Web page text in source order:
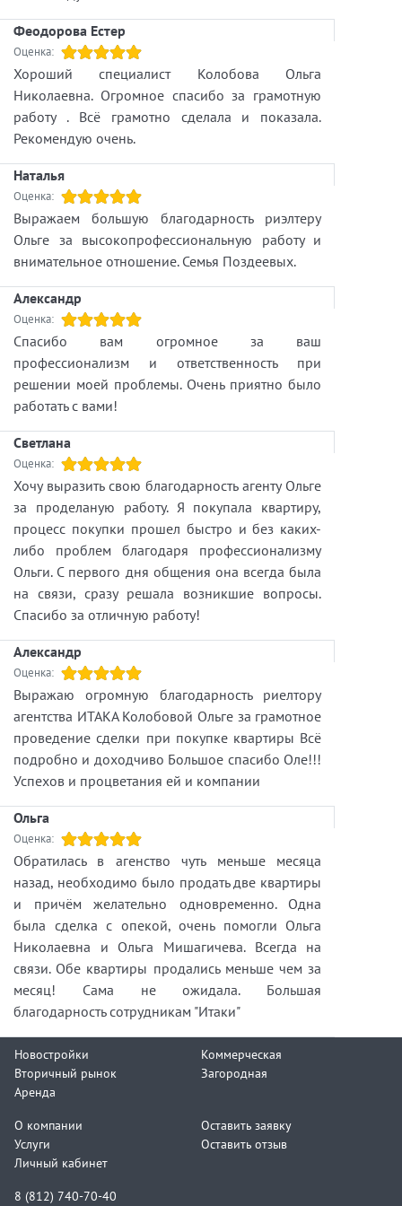
В Важинах есть школа, детский сад, магазины, в
3 км. станция Свирь, что делает возможным
использовать дом как для постоянного
проживания, так и для отдыха.
https://media.itaka.ru/spbzn/images/objects/big_
8d30030f-0a55-f111-a985-005056b7dad3.jpg
nedvizhimost/object/136084725
Подпорожье, ул.Свирская, 48 -
https://itaka.spb.ru/offices/office/000000418
Колобова Ольга -
https://itaka.spb.ru/staff/agent/5969
Купить квартиру вторичка -
https://itaka.spb.ru/vtorichnaya-nedvizhimost
Феодорова Естер
Оценка:
Хороший специалист Колобова Ольга
Николаевна. Огромное спасибо за грамотную
работу . Всё грамотно сделала и показала.
Рекомендую очень.
Наталья
Оценка:
Выражаем большую благодарность риэлтеру
Ольге за высокопрофессиональную работу и
внимательное отношение. Семья Поздеевых.
Александр
Оценка:
Спасибо вам огромное за ваш
профессионализм и ответственность при
решении моей проблемы. Очень приятно было
работать с вами!
Светлана
Оценка:
Хочу выразить свою благодарность агенту Ольге
за проделаную работу. Я покупала квартиру,
процесс покупки прошел быстро и без каких-
либо проблем благодаря профессионализму
Ольги. С первого дня общения она всегда была
на связи, сразу решала возникшие вопросы.
Спасибо за отличную работу!
Александр
Оценка:
Выражаю огромную благодарность риелтору
агентства ИТАКА Колобовой Ольге за грамотное
проведение сделки при покупке квартиры Всё
подробно и доходчиво Большое спасибо Оле!!!
Успехов и процветания ей и компании
Ольга
Оценка:
Обратилась в агенство чуть меньше месяца
назад, необходимо было продать две квартиры
и причём желательно одновременно. Одна
была сделка с опекой, очень помогли Ольга
Николаевна и Ольга Мишагичева. Всегда на
связи. Обе квартиры продались меньше чем за
месяц! Сама не ожидала. Большая
благодарность сотрудникам "Итаки"
Новостройки
Вторичный рынок
Аренда
Коммерческая
Загородная
О компании
Услуги
Личный кабинет
Оставить заявку
Оставить отзыв
8 (812) 740-70-40